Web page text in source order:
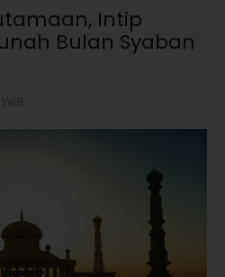
Intip
Bulan Syaban